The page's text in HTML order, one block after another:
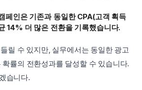
페인은 기존과 동일한 CPA(고객 획득
14% 더 많은 전환을 기록했습니다.
릴 수 있지만, 실무에서는 동일한 광고
률의 전환성과를 달성할 수 있습니다.
습니다.